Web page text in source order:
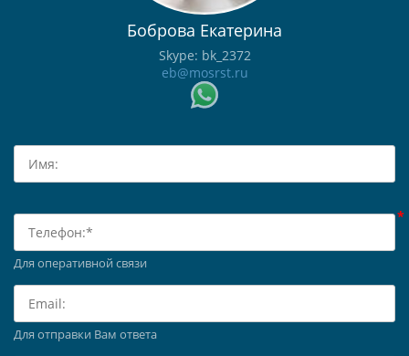
Боброва Екатерина
Skype: bk_2372
eb@mosrst.ru
Для оперативной связи
Для отправки Вам ответа